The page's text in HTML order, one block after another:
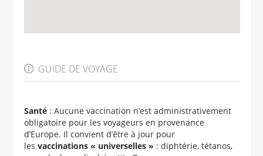
GUIDE DE VOYAGE
Santé: Aucune vaccination n’est administrativement
obligatoire pour les voyageurs en provenance
d’Europe. Il convient d’être à jour pour
les vaccinations « universelles » : diphtérie, tétanos,